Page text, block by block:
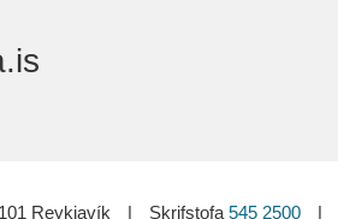
101 Reykjavík | Skrifstofa 545 2500 |